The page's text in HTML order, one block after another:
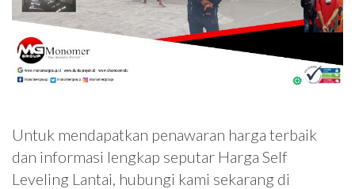
Untuk mendapatkan penawaran harga terbaik
dan informasi lengkap seputar Harga Self
Leveling Lantai, hubungi kami sekarang di